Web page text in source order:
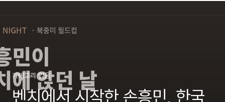
카테고리 없음
벤치에서 시작한 손흥민, 한국